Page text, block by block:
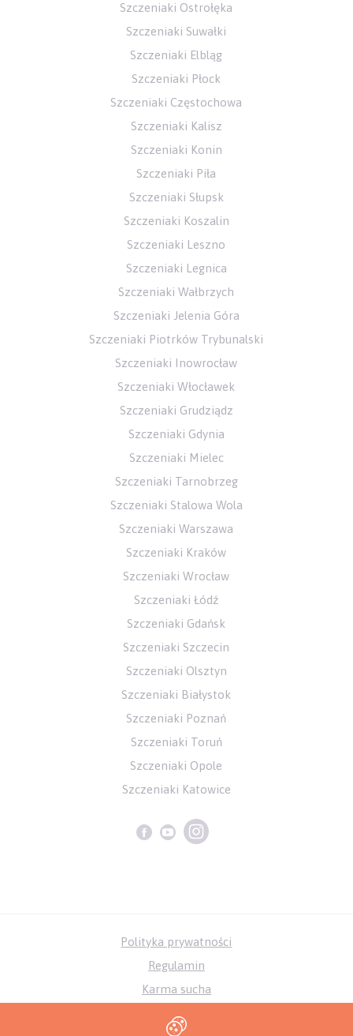
Szczeniaki Ostrołęka
Szczeniaki Suwałki
Szczeniaki Elbląg
Szczeniaki Płock
Szczeniaki Częstochowa
Szczeniaki Kalisz
Szczeniaki Konin
Szczeniaki Piła
Szczeniaki Słupsk
Szczeniaki Koszalin
Szczeniaki Leszno
Szczeniaki Legnica
Szczeniaki Wałbrzych
Szczeniaki Jelenia Góra
Szczeniaki Piotrków Trybunalski
Szczeniaki Inowrocław
Szczeniaki Włocławek
Szczeniaki Grudziądz
Szczeniaki Gdynia
Szczeniaki Mielec
Szczeniaki Tarnobrzeg
Szczeniaki Stalowa Wola
Szczeniaki Warszawa
Szczeniaki Kraków
Szczeniaki Wrocław
Szczeniaki Łódź
Szczeniaki Gdańsk
Szczeniaki Szczecin
Szczeniaki Olsztyn
Szczeniaki Białystok
Szczeniaki Poznań
Szczeniaki Toruń
Szczeniaki Opole
Szczeniaki Katowice
Polityka prywatności
Regulamin
Karma sucha